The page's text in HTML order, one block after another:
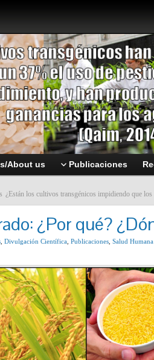
About us Publicaciones
¿Están los cultivos transgénicos impidiendo que
¿Por qué?
Divulgación Científica Publicaciones Salud